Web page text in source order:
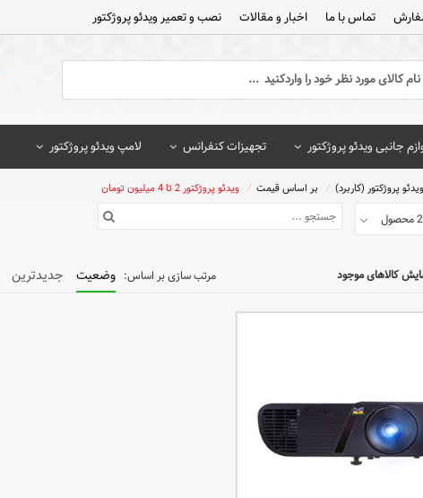
تماس با ما اخبار و مقالات نصب و تعمیر ویدئو پروژکتور
جانبی ویدئو پروژکتور تجهیزات کنفرانس لامپ ویدئو پروژکتور
ویدئو پروژکتور (کاربرد) بر اساس قیمت ویدئو پروژکتور 2 تا 4 میلیون تومان
کالاهای موجود وضعیت جدیدترین